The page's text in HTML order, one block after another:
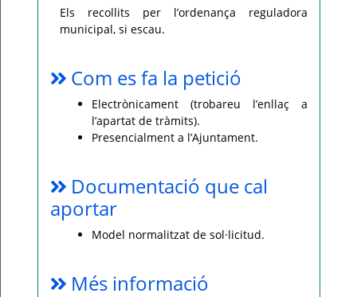
Els recollits per l’ordenança reguladora
municipal, si escau.
Com es fa la petició
Electrònicament (trobareu l’enllaç a
l’apartat de tràmits).
Presencialment a l’Ajuntament.
Documentació que cal
aportar
Model normalitzat de sol·licitud.
Més informació